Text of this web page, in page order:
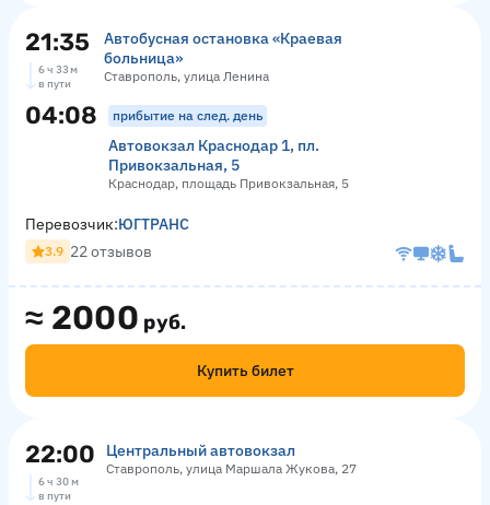
21:35
Автобусная остановка «Краевая
больница»
Ставрополь, улица Ленина
6 ч 33 м
в пути
04:08 прибытие на след. день
Автовокзал Краснодар 1, пл.
Привокзальная, 5
Краснодар, площадь Привокзальная, 5
≈ 2000 руб.
Купить билет
Перевозчик:ЮГТРАНС
3.9 22 отзывов
22:00 Центральный автовокзал
Ставрополь, улица Маршала Жукова, 27
6 ч 30 м
в пути